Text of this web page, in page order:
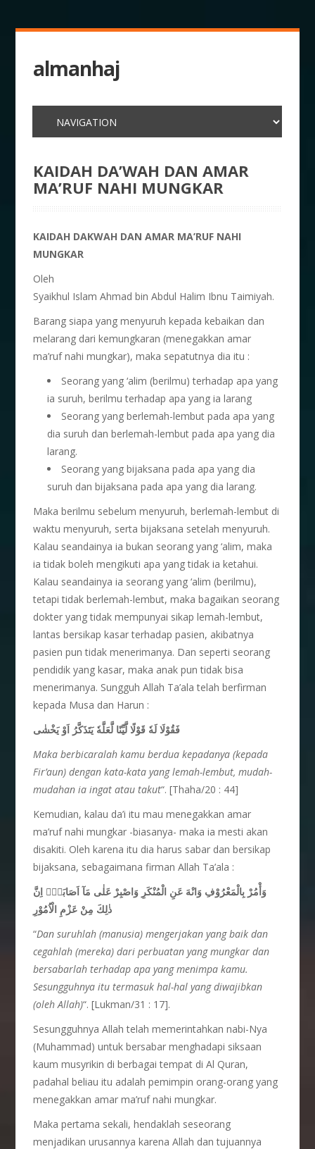
almanhaj
KAIDAH DA’WAH DAN AMAR
MA’RUF NAHI MUNGKAR
KAIDAH DAKWAH DAN AMAR MA’RUF NAHI
MUNGKAR
Oleh
Syaikhul Islam Ahmad bin Abdul Halim Ibnu Taimiyah.
Barang siapa yang menyuruh kepada kebaikan dan
melarang dari kemungkaran (menegakkan amar
ma’ruf nahi mungkar), maka sepatutnya dia itu :
Seorang yang ‘alim (berilmu) terhadap apa yang
ia suruh, berilmu terhadap apa yang ia larang
Seorang yang berlemah-lembut pada apa yang
dia suruh dan berlemah-lembut pada apa yang dia
larang.
Seorang yang bijaksana pada apa yang dia
suruh dan bijaksana pada apa yang dia larang.
Maka berilmu sebelum menyuruh, berlemah-lembut di
waktu menyuruh, serta bijaksana setelah menyuruh.
Kalau seandainya ia bukan seorang yang ‘alim, maka
ia tidak boleh mengikuti apa yang tidak ia ketahui.
Kalau seandainya ia seorang yang ‘alim (berilmu),
tetapi tidak berlemah-lembut, maka bagaikan seorang
dokter yang tidak mempunyai sikap lemah-lembut,
lantas bersikap kasar terhadap pasien, akibatnya
pasien pun tidak menerimanya. Dan seperti seorang
pendidik yang kasar, maka anak pun tidak bisa
menerimanya. Sungguh Allah Ta’ala telah berfirman
kepada Musa dan Harun :
فَقُوْلَا لَهٗ قَوْلًا لَّيِّنًا لَّعَلَّهٗ يَتَذَكَّرُ اَوْ يَخْشٰى
Maka berbicaralah kamu berdua kepadanya (kepada
Fir’aun) dengan kata-kata yang lemah-lembut, mudah-
mudahan ia ingat atau takut“. [Thaha/20 : 44]
Kemudian, kalau da’i itu mau menegakkan amar
ma’ruf nahi mungkar -biasanya- maka ia mesti akan
disakiti. Oleh karena itu dia harus sabar dan bersikap
bijaksana, sebagaimana firman Allah Ta’ala :
وَأْمُرْ بِالْمَعْرُوْفِ وَانْهَ عَنِ الْمُنْكَرِ وَاصْبِرْ عَلٰى مَآ اَصَابَكَۗ اِنَّ
ذٰلِكَ مِنْ عَزْمِ الْاُمُوْرِ
“Dan suruhlah (manusia) mengerjakan yang baik dan
cegahlah (mereka) dari perbuatan yang mungkar dan
bersabarlah terhadap apa yang menimpa kamu.
Sesungguhnya itu termasuk hal-hal yang diwajibkan
(oleh Allah)“. [Lukman/31 : 17].
Sesungguhnya Allah telah memerintahkan nabi-Nya
(Muhammad) untuk bersabar menghadapi siksaan
kaum musyrikin di berbagai tempat di Al Quran,
padahal beliau itu adalah pemimpin orang-orang yang
menegakkan amar ma’ruf nahi mungkar.
Maka pertama sekali, hendaklah seseorang
menjadikan urusannya karena Allah dan tujuannya